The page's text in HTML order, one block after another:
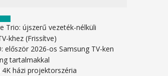
Trio: újszerű vezeték-nélküli
khez (Frissítve)
először 2026-os Samsung TV-ken
tartalmakkal
házi projektorszéria